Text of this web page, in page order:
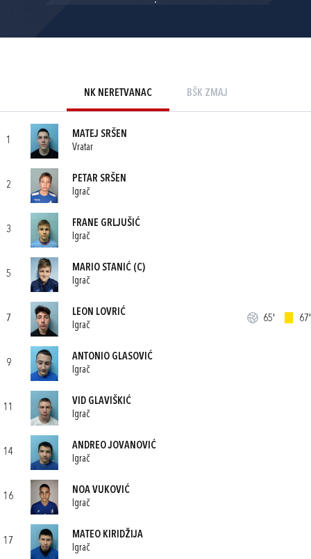
NK NERETVANAC BŠK ZMAJ
1
MATEJ SRŠEN
Vratar
2
PETAR SRŠEN
Igrač
3
FRANE GRLJUŠIĆ
Igrač
5
MARIO STANIĆ (C)
Igrač
7
LEON LOVRIĆ
Igrač
65' 67'
9
ANTONIO GLASOVIĆ
Igrač
11
VID GLAVIŠKIĆ
Igrač
14
ANDREO JOVANOVIĆ
Igrač
16
NOA VUKOVIĆ
Igrač
17
MATEO KIRIDŽIJA
Igrač